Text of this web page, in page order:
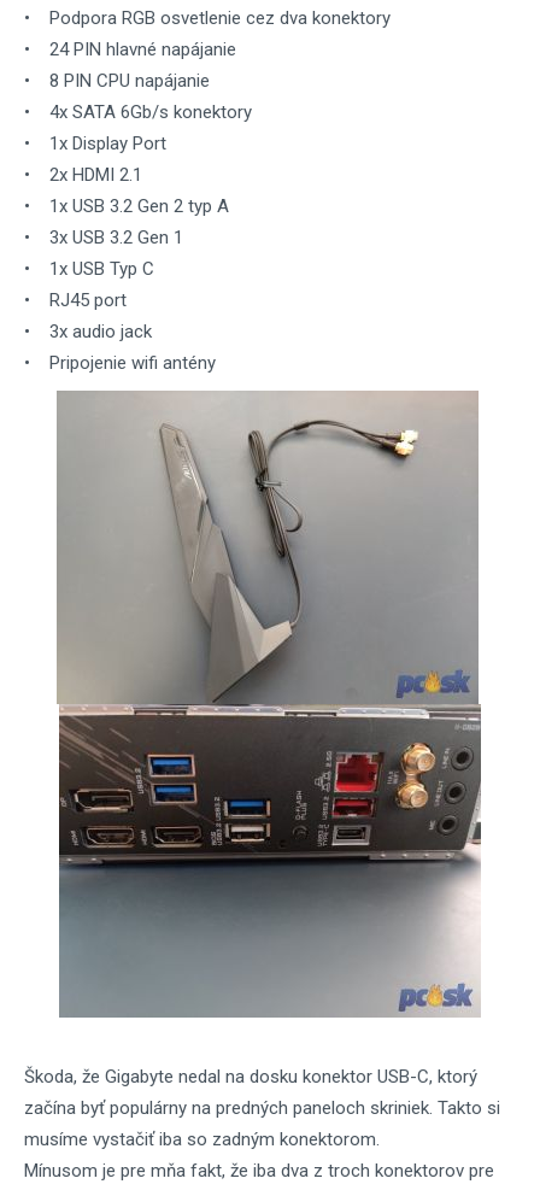
• Podpora RGB osvetlenie cez dva konektory
• 24 PIN hlavné napájanie
• 8 PIN CPU napájanie
• 4x SATA 6Gb/s konektory
• 1x Display Port
• 2x HDMI 2.1
• 1x USB 3.2 Gen 2 typ A
• 3x USB 3.2 Gen 1
• 1x USB Typ C
• RJ45 port
• 3x audio jack
• Pripojenie wifi antény
Škoda, že Gigabyte nedal na dosku konektor USB-C, ktorý
začína byť populárny na predných paneloch skriniek. Takto si
musíme vystačiť iba so zadným konektorom.
Mínusom je pre mňa fakt, že iba dva z troch konektorov pre